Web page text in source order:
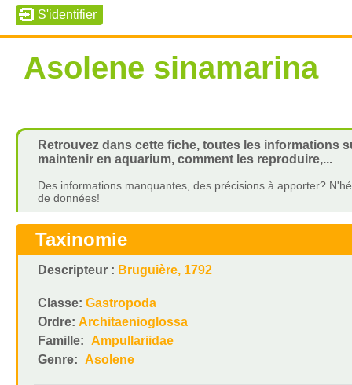
Asolene sinamarina
Retrouvez dans cette fiche, toutes les informations
maintenir en aquarium, comment les reproduire,...
Des informations manquantes, des précisions à apporter?
de données!
Taxinomie
Descripteur : Bruguière, 1792
Classe: Gastropoda
Ordre: Architaenioglossa
Famille: Ampullariidae
Genre: Asolene